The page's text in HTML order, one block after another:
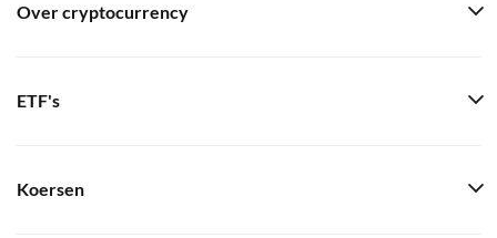
Over cryptocurrency
ETF's
Koersen